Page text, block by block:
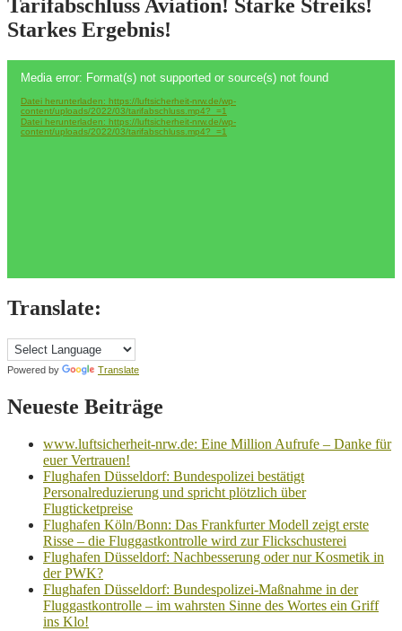
Tarifabschluss Aviation! Starke Streiks!
Starkes Ergebnis!
Player
Media error: Format(s) not supported or source(s) not found
Datei herunterladen: https://luftsicherheit-nrw.de/wp-
content/uploads/2022/03/tarifabschluss.mp4?_=1
Datei herunterladen: https://luftsicherheit-nrw.de/wp-
content/uploads/2022/03/tarifabschluss.mp4?_=1
Translate:
Powered by Translate
Neueste Beiträge
www.luftsicherheit-nrw.de: Eine Million Aufrufe – Danke für
euer Vertrauen!
Flughafen Düsseldorf: Bundespolizei bestätigt
Personalreduzierung und spricht plötzlich über
Flugticketpreise
Flughafen Köln/Bonn: Das Frankfurter Modell zeigt erste
Risse – die Fluggastkontrolle wird zur Flickschusterei
Flughafen Düsseldorf: Nachbesserung oder nur Kosmetik in
der PWK?
Flughafen Düsseldorf: Bundespolizei-Maßnahme in der
Fluggastkontrolle – im wahrsten Sinne des Wortes ein Griff
ins Klo!